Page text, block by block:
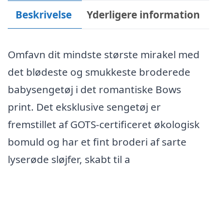
Beskrivelse Yderligere information
Omfavn dit mindste største mirakel med
det blødeste og smukkeste broderede
babysengetøj i det romantiske Bows
print. Det eksklusive sengetøj er
fremstillet af GOTS-certificeret økologisk
bomuld og har et fint broderi af sarte
lyserøde sløjfer, skabt til a